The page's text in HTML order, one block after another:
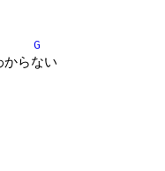
G
らない